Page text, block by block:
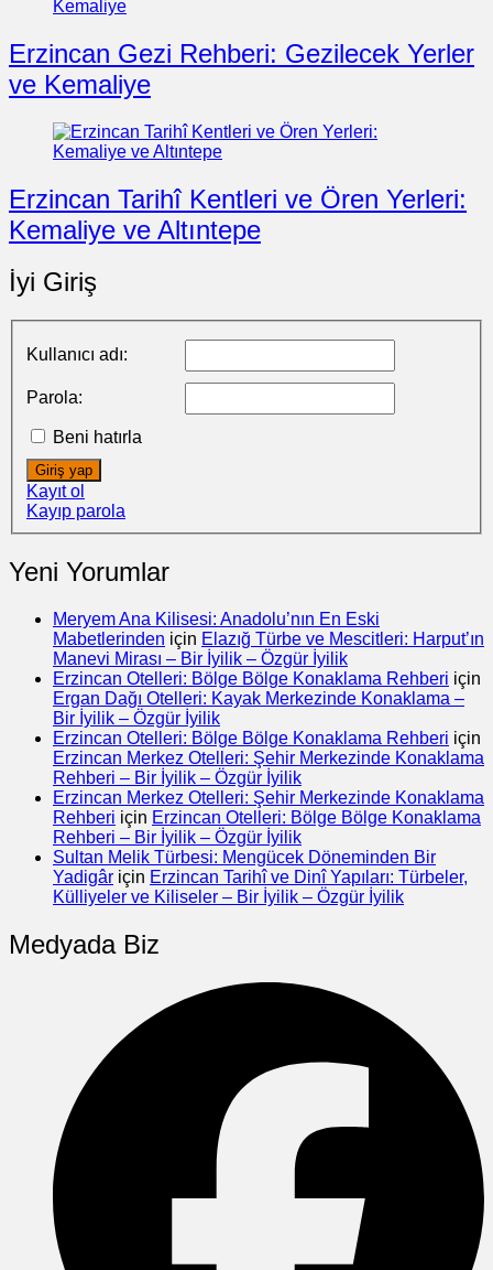
Erzincan Gezi Rehberi: Gezilecek Yerler
ve Kemaliye
Erzincan Tarihî Kentleri ve Ören Yerleri:
Kemaliye ve Altıntepe
İyi Giriş
Kullanıcı adı:
Parola:
Beni hatırla
Giriş yap
Kayıt ol
Kayıp parola
Yeni Yorumlar
Meryem Ana Kilisesi: Anadolu’nın En Eski
Mabetlerinden için Elazığ Türbe ve Mescitleri: Harput’ın
Manevi Mirası – Bir İyilik – Özgür İyilik
Erzincan Otelleri: Bölge Bölge Konaklama Rehberi için
Ergan Dağı Otelleri: Kayak Merkezinde Konaklama –
Bir İyilik – Özgür İyilik
Erzincan Otelleri: Bölge Bölge Konaklama Rehberi için
Erzincan Merkez Otelleri: Şehir Merkezinde Konaklama
Rehberi – Bir İyilik – Özgür İyilik
Erzincan Merkez Otelleri: Şehir Merkezinde Konaklama
Rehberi için Erzincan Otelleri: Bölge Bölge Konaklama
Rehberi – Bir İyilik – Özgür İyilik
Sultan Melik Türbesi: Mengücek Döneminden Bir
Yadigâr için Erzincan Tarihî ve Dinî Yapıları: Türbeler,
Külliyeler ve Kiliseler – Bir İyilik – Özgür İyilik
Medyada Biz